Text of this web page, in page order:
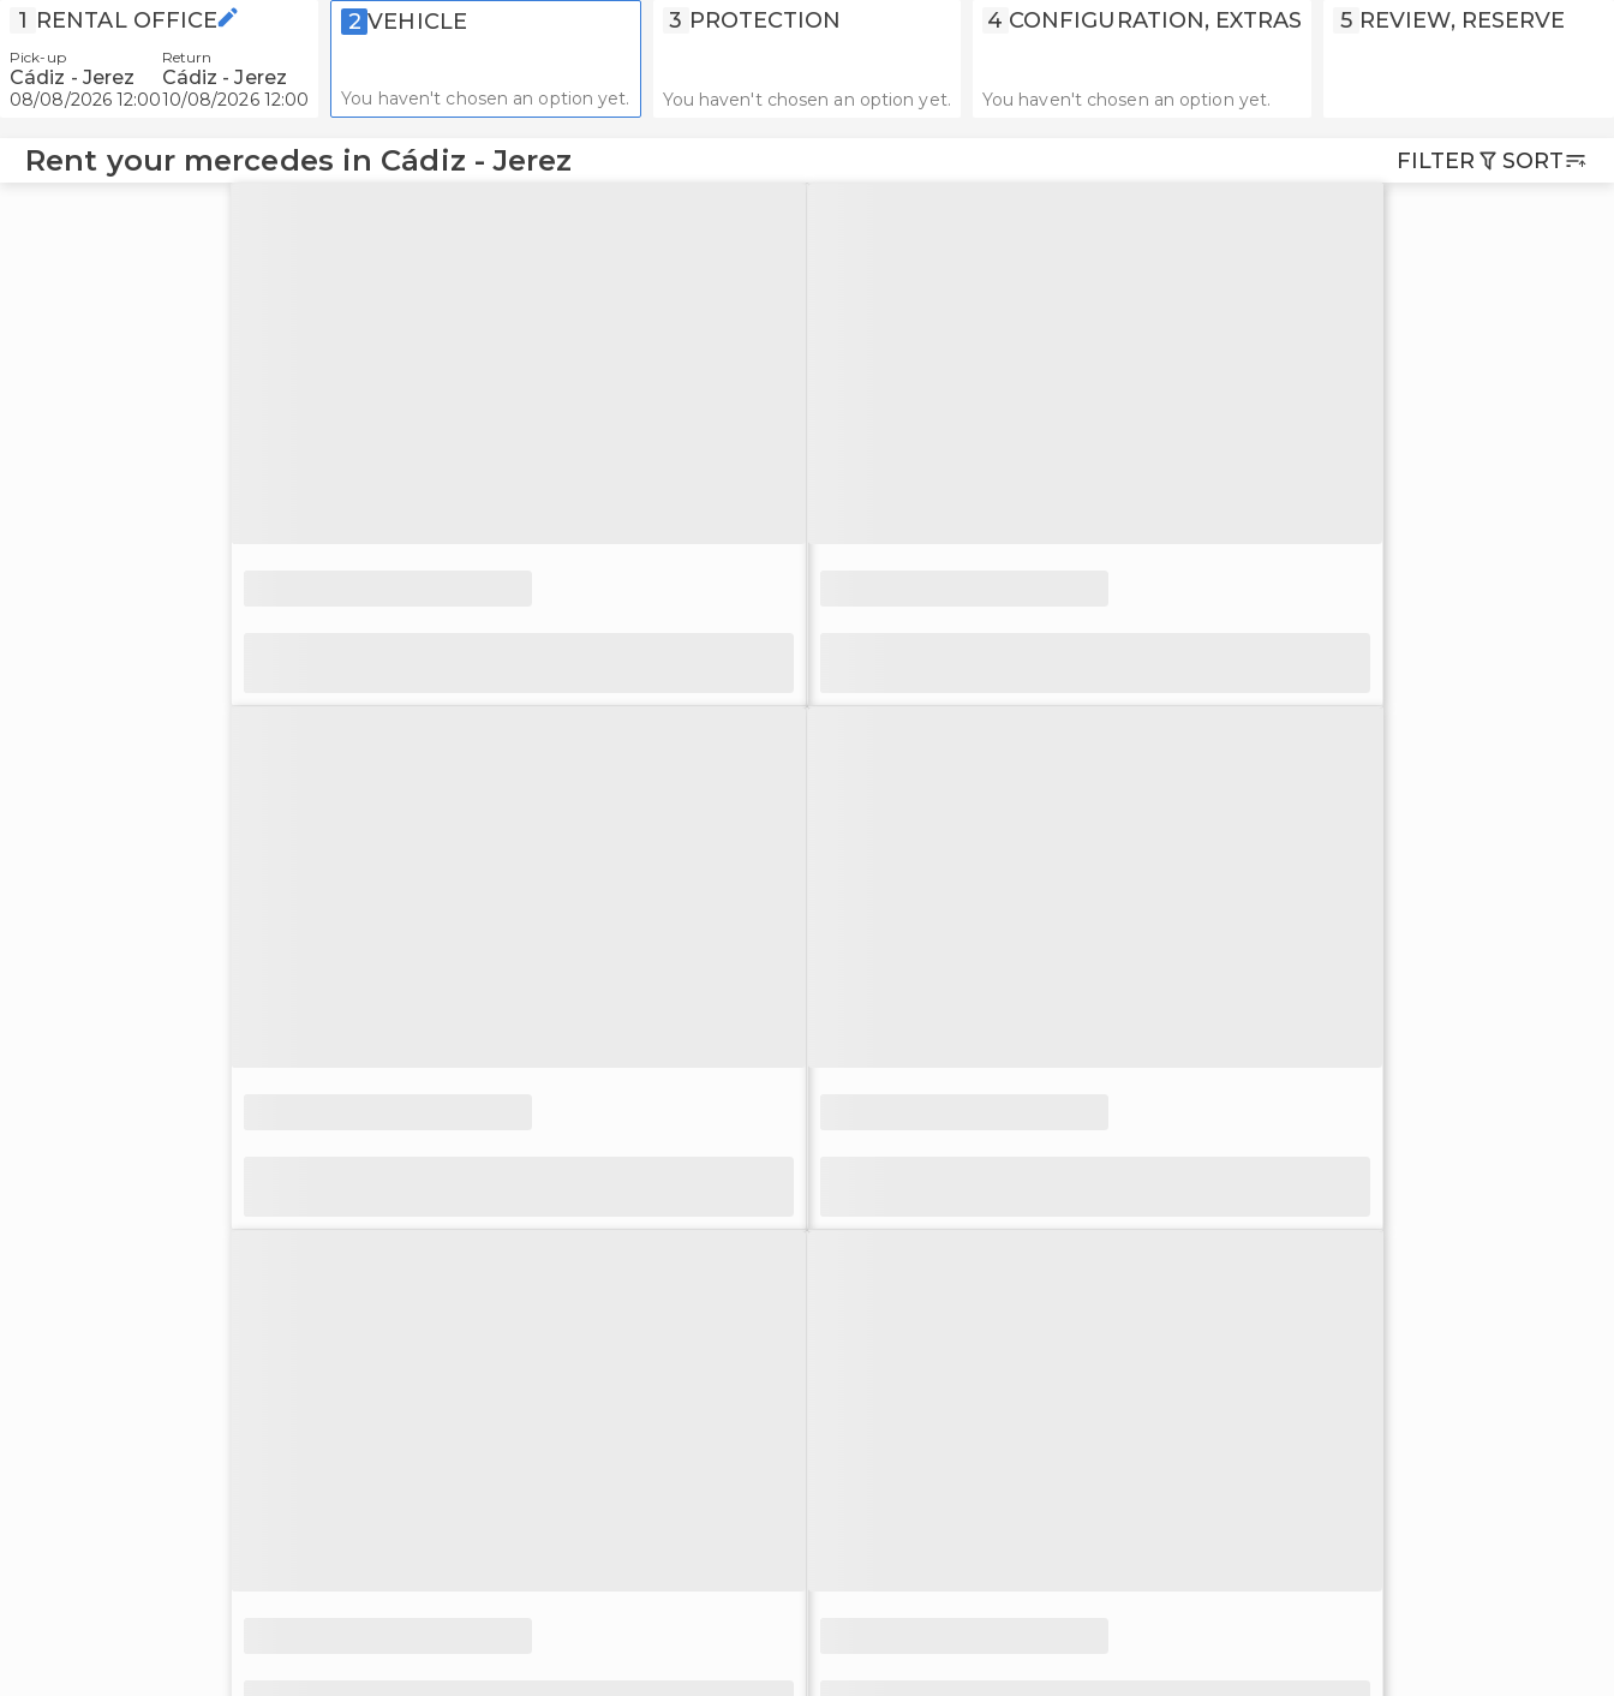
1 RENTAL OFFICE
Pick-up
Cádiz - Jerez
08/08/2026 12:00
Return
Cádiz - Jerez
10/08/2026 12:00
2 VEHICLE
You haven't chosen an option yet.
3 PROTECTION
You haven't chosen an option yet.
4 CONFIGURATION, EXTRAS
You haven't chosen an option yet.
5 REVIEW, RESERVE
Rent your mercedes in Cádiz - Jerez FILTER SORT